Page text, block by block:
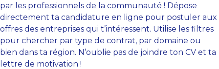
par les professionnels de la communauté ! Dépose
directement ta candidature en ligne pour postuler aux
offres des entreprises qui t’intéressent. Utilise les filtres
pour chercher par type de contrat, par domaine ou
bien dans ta région. N’oublie pas de joindre ton CV et ta
lettre de motivation !